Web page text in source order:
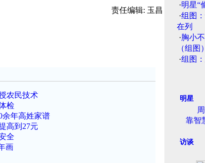
责任编辑: 玉昌
农民技术
检
余年高姓家谱
高到27元
全
画
·明星“
·组图
在列
·胸小
（组图）
·组图
明星
靠智
访谈